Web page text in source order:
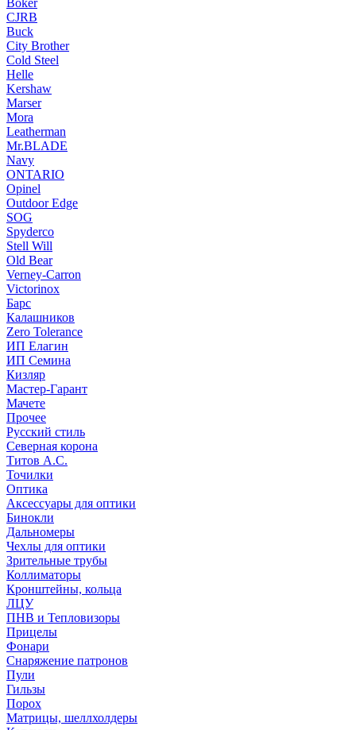
Boker
CJRB
Buck
City Brother
Cold Steel
Helle
Kershaw
Marser
Mora
Leatherman
Mr.BLADE
Navy
ONTARIO
Opinel
Outdoor Edge
SOG
Spyderco
Stell Will
Old Bear
Verney-Carron
Victorinox
Барс
Калашников
Zero Tolerance
ИП Елагин
ИП Семина
Кизляр
Мастер-Гарант
Мачете
Прочее
Русский стиль
Северная корона
Титов А.С.
Точилки
Оптика
Аксессуары для оптики
Бинокли
Дальномеры
Чехлы для оптики
Зрительные трубы
Коллиматоры
Кронштейны, кольца
ЛЦУ
ПНВ и Тепловизоры
Прицелы
Фонари
Снаряжение патронов
Пули
Гильзы
Порох
Матрицы, шеллхолдеры